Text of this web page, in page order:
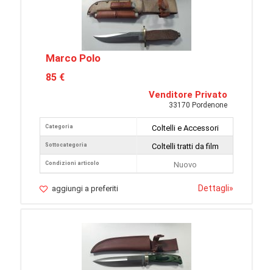
Marco Polo
85 €
Venditore Privato
33170 Pordenone
Categoria
Sottocategoria
Condizioni articolo
Coltelli e Accessori
Coltelli tratti da film
Nuovo
aggiungi a preferiti Dettagli»